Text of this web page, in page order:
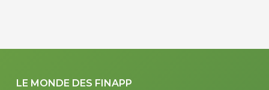
LE MONDE DES FINAPP